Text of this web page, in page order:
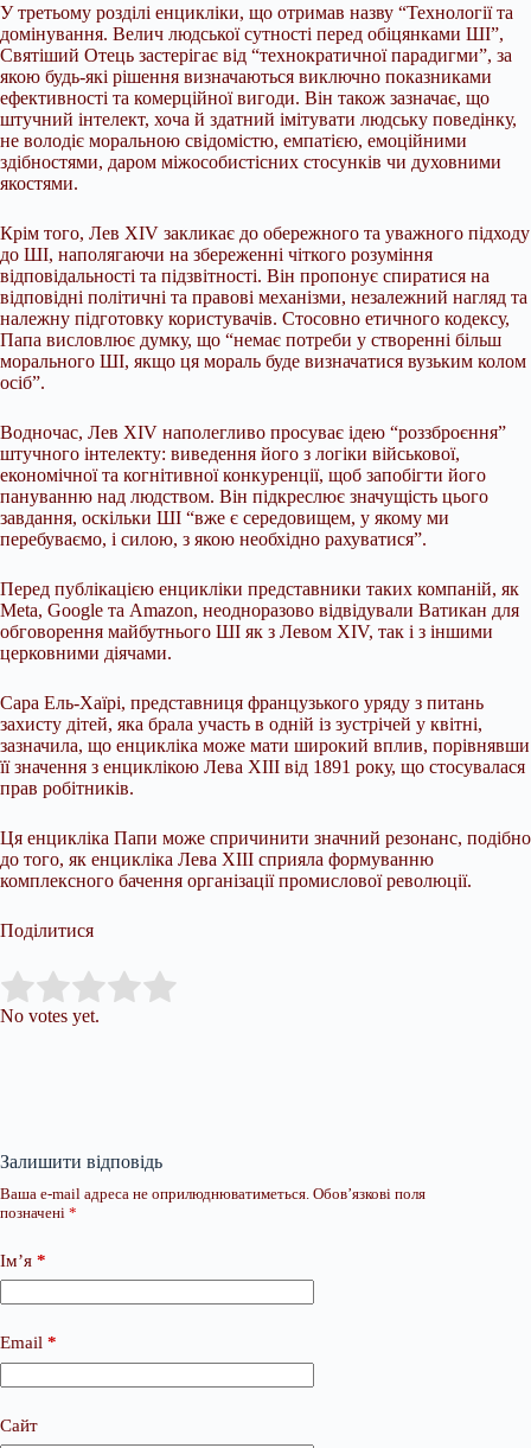
У третьому розділі енцикліки, що отримав назву “Технології та
домінування. Велич людської сутності перед обіцянками ШІ”,
Святіший Отець застерігає від “технократичної парадигми”, за
якою будь-які рішення визначаються виключно показниками
ефективності та комерційної вигоди. Він також зазначає, що
штучний інтелект, хоча й здатний імітувати людську поведінку,
не володіє моральною свідомістю, емпатією, емоційними
здібностями, даром міжособистісних стосунків чи духовними
якостями.
Крім того, Лев XIV закликає до обережного та уважного підходу
до ШІ, наполягаючи на збереженні чіткого розуміння
відповідальності та підзвітності. Він пропонує спиратися на
відповідні політичні та правові механізми, незалежний нагляд та
належну підготовку користувачів. Стосовно етичного кодексу,
Папа висловлює думку, що “немає потреби у створенні більш
морального ШІ, якщо ця мораль буде визначатися вузьким колом
осіб”.
Водночас, Лев XIV наполегливо просуває ідею “роззброєння”
штучного інтелекту: виведення його з логіки військової,
економічної та когнітивної конкуренції, щоб запобігти його
пануванню над людством. Він підкреслює значущість цього
завдання, оскільки ШІ “вже є середовищем, у якому ми
перебуваємо, і силою, з якою необхідно рахуватися”.
Перед публікацією енцикліки представники таких компаній, як
Meta, Google та Amazon, неодноразово відвідували Ватикан для
обговорення майбутнього ШІ як з Левом XIV, так і з іншими
церковними діячами.
Сара Ель-Хаїрі, представниця французького уряду з питань
захисту дітей, яка брала участь в одній із зустрічей у квітні,
зазначила, що енцикліка може мати широкий вплив, порівнявши
її значення з енциклікою Лева XIII від 1891 року, що стосувалася
прав робітників.
Ця енцикліка Папи може спричинити значний резонанс, подібно
до того, як енцикліка Лева XIII сприяла формуванню
комплексного бачення організації промислової революції.
Поділитися
Rate this item:
No votes yet.
Залишити відповідь
Ваша e-mail адреса не оприлюднюватиметься. Обов’язкові поля
позначені *
Ім’я *
Email *
Сайт